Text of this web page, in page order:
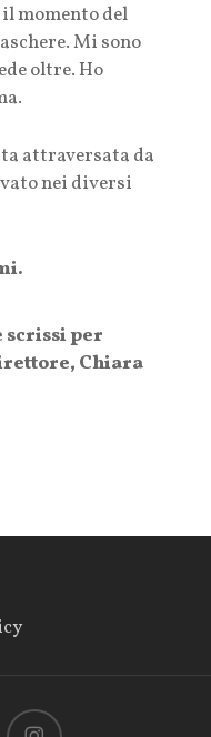
momento del
Mi sono
oltre. Ho
attraversata da
nei diversi
scrissi per
Chiara
instagram